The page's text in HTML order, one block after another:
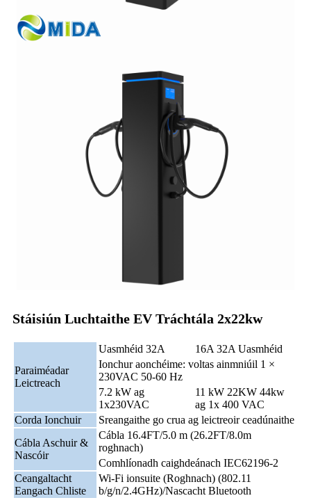
Stáisiún Luchtaithe EV Tráchtála 2x22kw
Paraiméadar
Leictreach
Uasmhéid 32A
16A 32A Uasmhéid
Ionchur aonchéime: voltas ainmniúil 1 ×
230VAC 50-60 Hz
7.2 kW ag
1x230VAC
11 kW 22KW 44kw
ag 1x 400 VAC
Corda Ionchuir
Sreangaithe go crua ag leictreoir ceadúnaithe
Cábla Aschuir &
Nascóir
Cábla 16.4FT/5.0 m (26.2FT/8.0m
roghnach)
Comhlíonadh caighdeánach IEC62196-2
Ceangaltacht
Eangach Chliste
Wi-Fi ionsuite (Roghnach) (802.11
b/g/n/2.4GHz)/Nascacht Bluetooth